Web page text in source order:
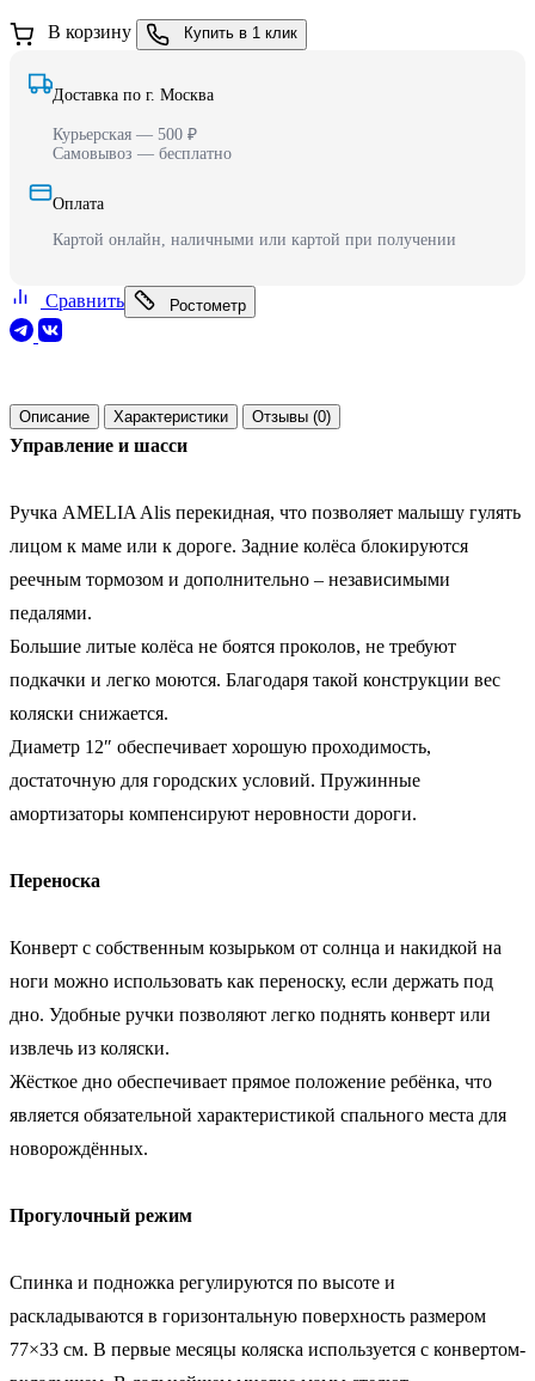
В корзину Купить в 1 клик
Доставка по г. Москва
Курьерская — 500 ₽
Самовывоз — бесплатно
Оплата
Картой онлайн, наличными или картой при получении
Сравнить Ростометр
Описание Характеристики Отзывы (0)
Управление и шасси
Ручка AMELIA Alis перекидная, что позволяет малышу гулять
лицом к маме или к дороге. Задние колёса блокируются
реечным тормозом и дополнительно – независимыми
педалями.
Большие литые колёса не боятся проколов, не требуют
подкачки и легко моются. Благодаря такой конструкции вес
коляски снижается.
Диаметр 12″ обеспечивает хорошую проходимость,
достаточную для городских условий. Пружинные
амортизаторы компенсируют неровности дороги.
Переноска
Конверт с собственным козырьком от солнца и накидкой на
ноги можно использовать как переноску, если держать под
дно. Удобные ручки позволяют легко поднять конверт или
извлечь из коляски.
Жёсткое дно обеспечивает прямое положение ребёнка, что
является обязательной характеристикой спального места для
новорождённых.
Прогулочный режим
Спинка и подножка регулируются по высоте и
раскладываются в горизонтальную поверхность размером
77×33 см. В первые месяцы коляска используется с конвертом-